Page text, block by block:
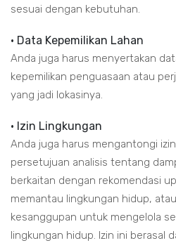
sesuai dengan kebutuhan.
• Data Kepemilikan Lahan
Anda juga harus menyertakan
kepemilikan penguasaan atau
yang jadi lokasinya.
• Izin Lingkungan
Anda juga harus mengantongi
persetujuan analisis tentang
berkaitan dengan rekomendasi
memantau lingkungan hidup,
kesanggupan untuk mengelola
lingkungan hidup. Izin ini berasal